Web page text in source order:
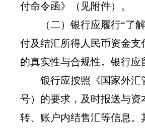
付命令函》（见附件）。
（二）银行应履行“了
付及结汇所得人民币资金
的真实性与合规性。银行
银行应按照《国家外汇
号）的要求，及时报送与
转、账户内结售汇等信息